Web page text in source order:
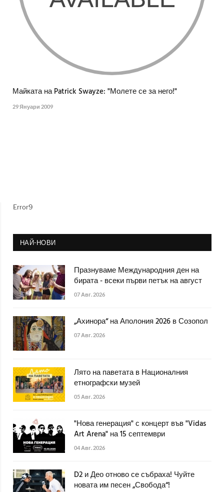
Майката на Patrick Swayze: "Молете се за него!"
29 Януари 2009
Error9
НАЙ-НОВИ
Празнуваме Международния ден на
бирата - всеки първи петък на август
07 Авг. 2026
„Ахинора“ на Аполония 2026 в Созопол
07 Авг. 2026
Лято на паветата в Националния
етнографски музей
05 Авг. 2026
"Нова генерация" с концерт във "Vidas
Art Arena" на 15 септември
04 Авг. 2026
D2 и Део отново се събраха! Чуйте
новата им песен „Свобода“!